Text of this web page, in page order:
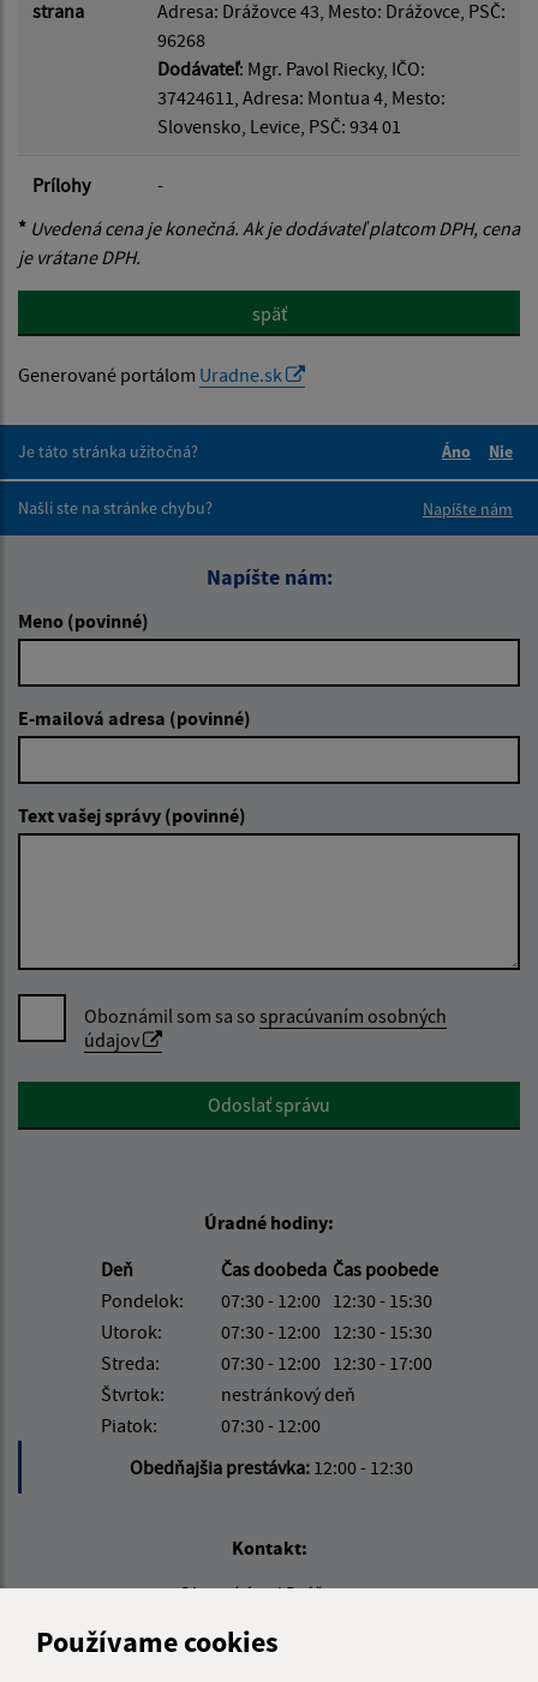
Používame cookies
strana
Adresa: Drážovce 43, Mesto: Drážovce, PSČ:
96268
Dodávateľ: Mgr. Pavol Riecky, IČO:
37424611, Adresa: Montua 4, Mesto:
Slovensko, Levice, PSČ: 934 01
Prílohy
-
* Uvedená cena je konečná. Ak je dodávateľ platcom DPH, cena
je vrátane DPH.
späť
Generované portálom Uradne.sk
Je táto stránka užitočná?
Áno
Nie
Našli ste na stránke chybu?
Napíšte nám
Napíšte nám:
Meno (povinné)
E-mailová adresa (povinné)
Text vašej správy (povinné)
Oboznámil som sa so spracúvaním osobných
údajov
Google reCaptcha ResponseOdoslať správu
Úradné hodiny:
Deň
Čas doobeda Čas poobede
Pondelok:
07:30 - 12:00 12:30 - 15:30
Utorok:
07:30 - 12:00 12:30 - 15:30
Streda:
07:30 - 12:00 12:30 - 17:00
Štvrtok:
nestránkový deň
Piatok:
07:30 - 12:00
Obedňajšia prestávka: 12:00 - 12:30
Kontakt:
Obecný úrad Drážovce
962 68 Hontianske Tesáre